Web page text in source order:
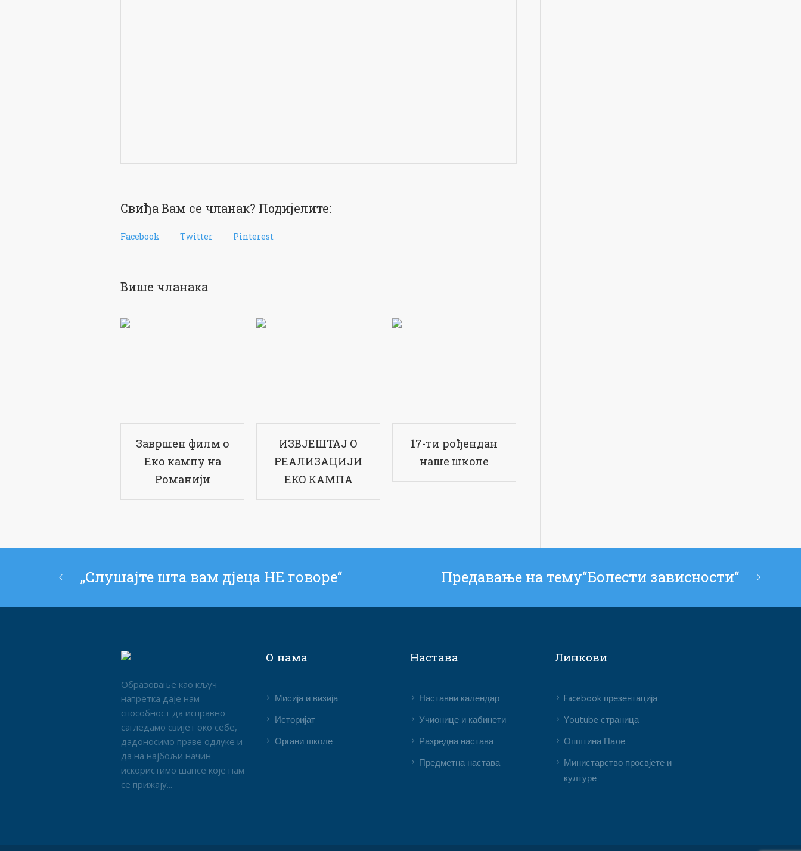
Свиђа Вам се чланак? Подијелите:
Facebook Twitter Pinterest
Више чланака
Завршен филм о
Еко кампу на
Романији
ИЗВЈЕШТАЈ О
РЕАЛИЗАЦИЈИ
ЕКО КАМПА
17-ти рођендан
наше школе
„Слушајте шта вам дјеца НЕ говоре“ Предавање на тему“Болести зависности“
Образовање као кључ
напретка даје нам
способност да исправно
сагледамо свијет око себе,
дадоносимо праве одлуке и
да на најбољи начин
искористимо шансе које нам
се прижају...
О нама
Мисија и визија
Историјат
Органи школе
Настава
Наставни календар
Учионице и кабинети
Разредна настава
Предметна настава
Линкови
Facebook презентација
Youtube страница
Општина Пале
Министарство просвјете и
културе